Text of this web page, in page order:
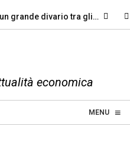
grande divario tra gli…
economica
MENU ≡
☰